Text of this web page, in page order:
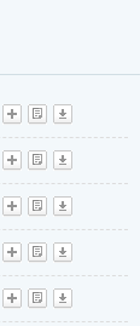
播 歌 下
播 歌 下
播 歌 下
播 歌 下
播 歌 下